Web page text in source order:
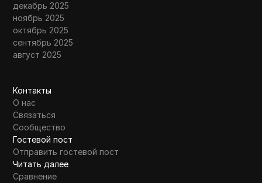
декабрь 2025
ноябрь 2025
октябрь 2025
сентябрь 2025
август 2025
Контакты
О нас
Связаться
Сообщество
Гостевой пост
Отправить гостевой пост
Читать далее
Сравнение